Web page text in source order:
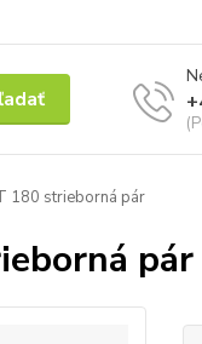
180 strieborná pár
pár